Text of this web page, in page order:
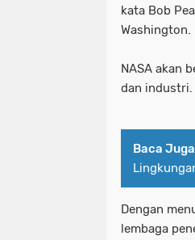
kata Bob
Washington.
NASA akan
dan industri.
Baca
Dengan
lembaga